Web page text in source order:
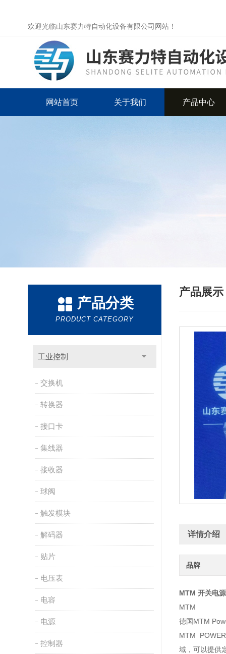
欢迎光临山东赛力特自动化设备有限公司网站！
网站首页 关于我们 产品中心
产品分类
PRODUCT CATEGORY
工业控制
交换机
转换器
接口卡
集线器
接收器
球阀
触发模块
解码器
贴片
电压表
电容
电源
控制器
产品展示
详情介绍
品牌
MTM 开关电
MTM
德国MTM
MTM
域，可以提供